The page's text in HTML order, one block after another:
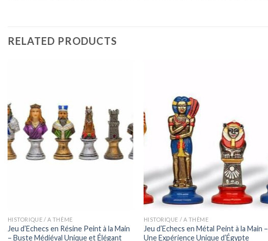
RELATED PRODUCTS
HISTORIQUE / A THÈME
Jeu d’Echecs en Résine Peint à la Main
– Buste Médiéval Unique et Élégant
HISTORIQUE / A THÈME
Jeu d’Echecs en Métal Peint à la Main –
Une Expérience Unique d’Égypte